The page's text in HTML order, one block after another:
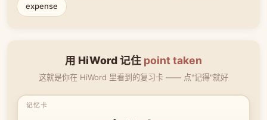
expense
用 HiWord 记住 point taken
这就是你在 HiWord 里看到的复习卡 —— 点"记得"就好